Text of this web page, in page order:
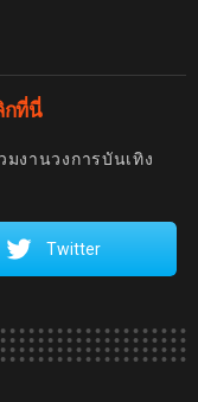
กที่นี่
มงานวงการบันเทิง
Twitter